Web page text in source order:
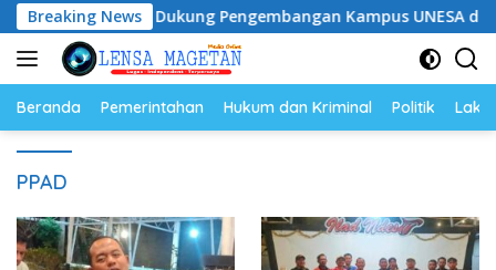
Langsung
ke
konten
Breaking News
Dukung Pengembangan Kampus UNESA di Pusat
Beranda Pemerintahan Hukum dan Kriminal Politik
PPAD